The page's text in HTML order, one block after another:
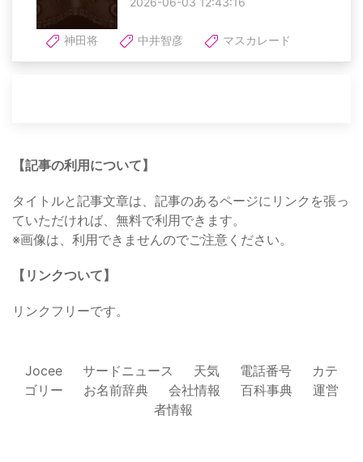
神田将 中井智彦 マスカレード
【記事の利用について】
タイトルと記事文章は、記事のあるページにリンクを張っ
ていただければ、無料で利用できます。
※画像は、利用できませんのでご注意ください。
【リンクついて】
リンクフリーです。
Jocee サードニュース 天気 電話番号
カテ
ゴリー
お名前辞典 会社情報 百科事典
運営
者情報